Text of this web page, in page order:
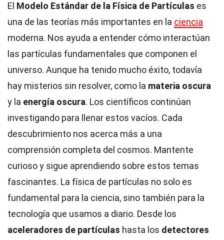
El Modelo Estándar de la Física de Partículas es
una de las teorías más importantes en la ciencia
moderna. Nos ayuda a entender cómo interactúan
las partículas fundamentales que componen el
universo. Aunque ha tenido mucho éxito, todavía
hay misterios sin resolver, como la materia oscura
y la energía oscura. Los científicos continúan
investigando para llenar estos vacíos. Cada
descubrimiento nos acerca más a una
comprensión completa del cosmos. Mantente
curioso y sigue aprendiendo sobre estos temas
fascinantes. La física de partículas no solo es
fundamental para la ciencia, sino también para la
tecnología que usamos a diario. Desde los
aceleradores de partículas hasta los detectores